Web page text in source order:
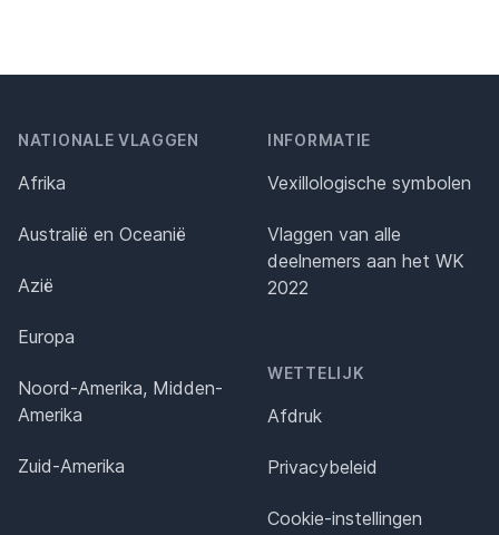
NATIONALE VLAGGEN
Afrika
Australië en Oceanië
Azië
Europa
Noord-Amerika, Midden-
Amerika
Zuid-Amerika
INFORMATIE
Vexillologische symbolen
Vlaggen van alle
deelnemers aan het WK
2022
WETTELIJK
Afdruk
Privacybeleid
Cookie-instellingen